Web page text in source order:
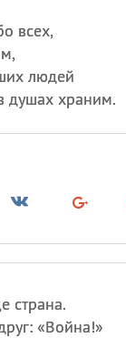
всех,
людей
душах храним.
страна.
«Война!»